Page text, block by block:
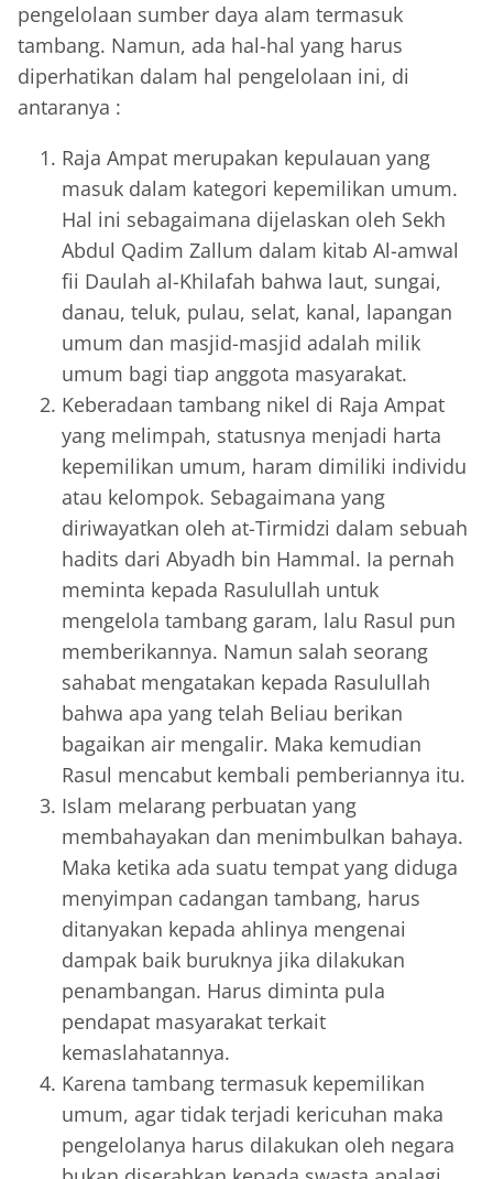
pengelolaan sumber daya alam termasuk
tambang. Namun, ada hal-hal yang harus
diperhatikan dalam hal pengelolaan ini, di
antaranya :
Raja Ampat merupakan kepulauan yang
masuk dalam kategori kepemilikan umum.
Hal ini sebagaimana dijelaskan oleh Sekh
Abdul Qadim Zallum dalam kitab Al-amwal
fii Daulah al-Khilafah bahwa laut, sungai,
danau, teluk, pulau, selat, kanal, lapangan
umum dan masjid-masjid adalah milik
umum bagi tiap anggota masyarakat.
Keberadaan tambang nikel di Raja Ampat
yang melimpah, statusnya menjadi harta
kepemilikan umum, haram dimiliki individu
atau kelompok. Sebagaimana yang
diriwayatkan oleh at-Tirmidzi dalam sebuah
hadits dari Abyadh bin Hammal. Ia pernah
meminta kepada Rasulullah untuk
mengelola tambang garam, lalu Rasul pun
memberikannya. Namun salah seorang
sahabat mengatakan kepada Rasulullah
bahwa apa yang telah Beliau berikan
bagaikan air mengalir. Maka kemudian
Rasul mencabut kembali pemberiannya itu.
Islam melarang perbuatan yang
membahayakan dan menimbulkan bahaya.
Maka ketika ada suatu tempat yang diduga
menyimpan cadangan tambang, harus
ditanyakan kepada ahlinya mengenai
dampak baik buruknya jika dilakukan
penambangan. Harus diminta pula
pendapat masyarakat terkait
kemaslahatannya.
Karena tambang termasuk kepemilikan
umum, agar tidak terjadi kericuhan maka
pengelolanya harus dilakukan oleh negara